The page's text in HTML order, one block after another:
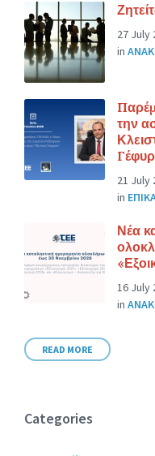
27 July
in
την
21 July
in
Νέα
16 July
in
READ MORE
Categories